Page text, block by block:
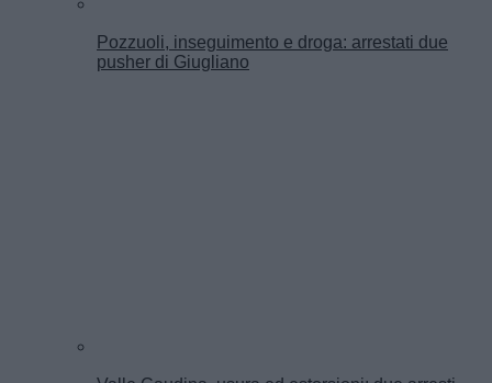
Pozzuoli, inseguimento e droga: arrestati due
pusher di Giugliano